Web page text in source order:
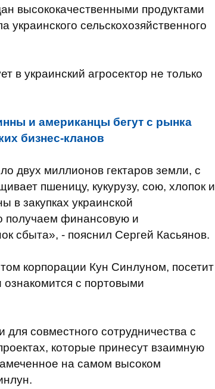
высококачественными продуктами
украинского сельскохозяйственного
в украинский агросектор не только
и американцы бегут с рынка
бизнес-кланов
двух миллионов гектаров земли, с
пшеницу, кукурузу, сою, хлопок и
в закупках украинской
получаем финансовую и
сбыта», - пояснил Сергей Касьянов.
корпорации Кун Синлуном, посетит
ознакомится с портовыми
совместного сотрудничества с
которые принесут взаимную
на самом высоком